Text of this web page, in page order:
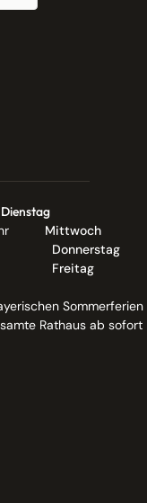
Dienstag
Mittwoch
Donnerstag
Freitag
Sommerferien
Rathaus ab sofort